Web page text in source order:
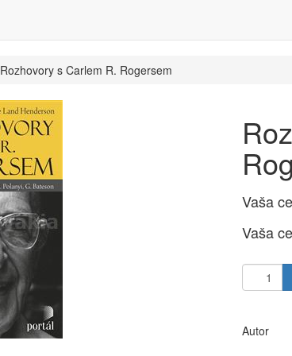
Rozhovory s Carlem R. Rogersem
Vaša
Vaša
Autor